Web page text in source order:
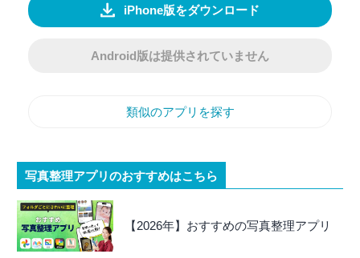
iPhone版をダウンロード
Android版は提供されていません
類似のアプリを探す
写真整理アプリのおすすめはこちら
【2026年】おすすめの写真整理アプリ